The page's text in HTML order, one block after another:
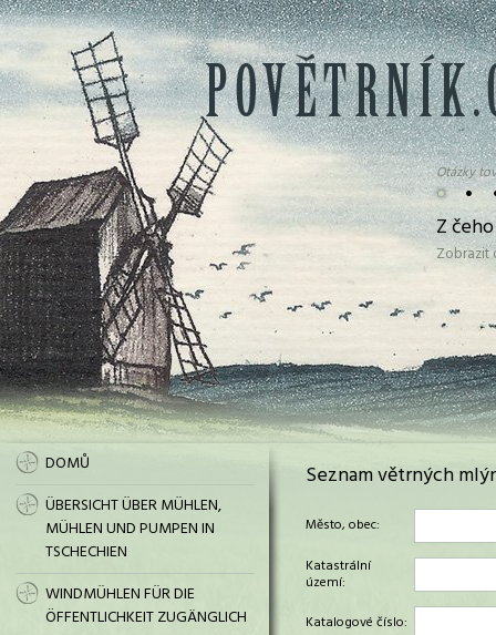
• •
Otázky
Z
DOMŮ
ÜBERSICHT ÜBER MÜHLEN,
MÜHLEN UND PUMPEN IN
TSCHECHIEN
WINDMÜHLEN FÜR DIE
ÖFFENTLICHKEIT ZUGÄNGLICH
Seznam větrných
Město, obec:
Katastrální
území:
Katalogové číslo: